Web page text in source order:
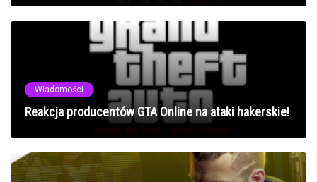
Wiadomości
Reakcja producentów GTA Online na ataki hakerskie!